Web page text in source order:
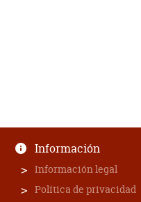
Información
Información legal
Política de privacidad